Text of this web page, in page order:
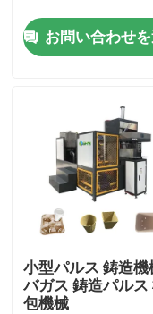
品質管理
見積依頼
形成されたパルプ
バガスのパルプの
お問い合わせ
小型パルス 鋳造機
バガス 鋳造パルス
包機械